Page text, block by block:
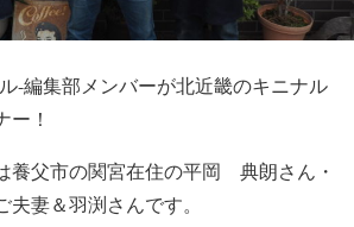
-編集部メンバーが北近畿のキニナル
ー！
養父市の関宮在住の平岡 典朗さん・
妻＆羽渕さんです。